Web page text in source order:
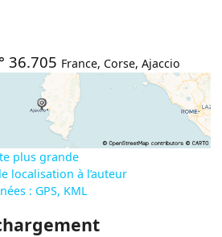
36.705 France, Corse,Ajaccio
plus grande
localisation à l’auteur
: GPS, KML